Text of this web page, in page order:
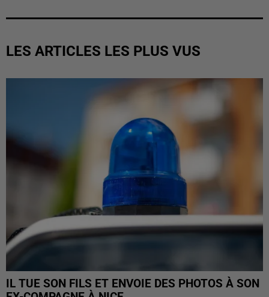
LES ARTICLES LES PLUS VUS
IL TUE SON FILS ET ENVOIE DES PHOTOS À SON